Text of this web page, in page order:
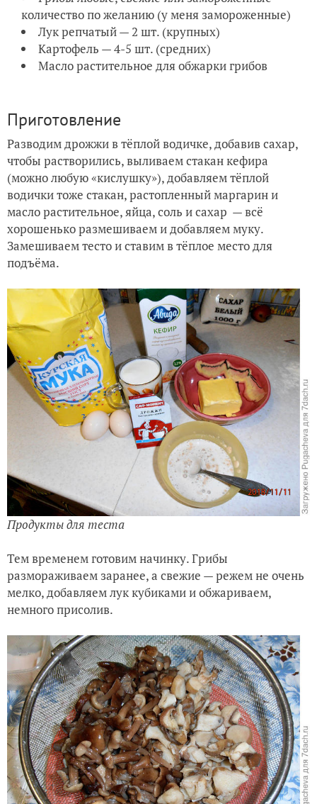
количество по желанию (у меня замороженные)
Лук репчатый — 2 шт. (крупных)
Картофель — 4-5 шт. (средних)
Масло растительное для обжарки грибов
Приготовление
Разводим дрожжи в тёплой водичке, добавив сахар,
чтобы растворились, выливаем стакан кефира
(можно любую «кислушку»), добавляем тёплой
водички тоже стакан, растопленный маргарин и
масло растительное, яйца, соль и сахар — всё
хорошенько размешиваем и добавляем муку.
Замешиваем тесто и ставим в тёплое место для
подъёма.
Продукты для теста
Тем временем готовим начинку. Грибы
размораживаем заранее, а свежие — режем не очень
мелко, добавляем лук кубиками и обжариваем,
немного присолив.